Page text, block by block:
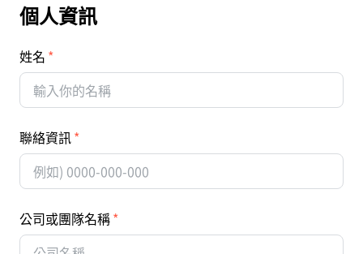
個人資訊
姓名
聯絡資訊
公司或團隊名稱